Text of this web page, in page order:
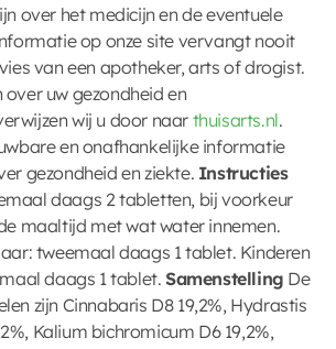
over het medicijn en de eventuele
op onze site vervangt nooit
van een apotheker, arts of drogist.
uw gezondheid en
wij u door naar thuisarts.nl.
en onafhankelijke informatie
gezondheid en ziekte. Instructies
daags 2 tabletten, bij voorkeur
maaltijd met wat water innemen.
tweemaal daags 1 tablet. Kinderen
daags 1 tablet.Samenstelling De
zijn Cinnabaris D8 19,2%, Hydrastis
Kalium bichromicum D6 19,2%,